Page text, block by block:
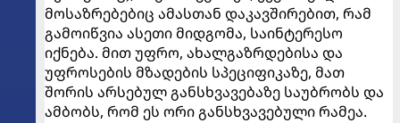
მოსაზრებებიც ამასთან დაკავშირებით, რამ
გამოიწვია ასეთი მიდგომა, საინტერესო
იქნება. მით უფრო, ახალგაზრდებისა და
უფროსების მზადების სპეციფიკაზე, მათ
შორის არსებულ განსხვავებაზე საუბრობს და
ამბობს, რომ ეს ორი განსხვავებული რამეა.